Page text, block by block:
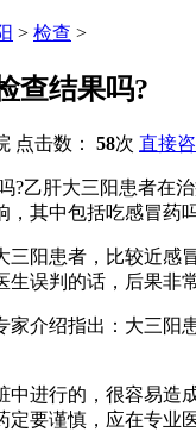
> 检查 >
查结果吗?
点击数： 58次 直接
肝大三阳患者在治
，其中包括吃感冒药
患者，比较近感
误判的话，后果
绍指出：大三阳
行的，很容易造
要谨慎，应在专业